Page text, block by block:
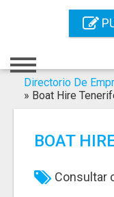
Registro
Contacto
Servicios Online
Servicios SEO
Directorio De
» Boat Hire
BOAT
Consultar